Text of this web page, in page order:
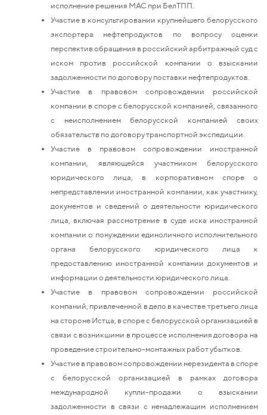
исполнение решения МАС при БелТПП.
Участие в консультировании крупнейшего белорусского
экспортера нефтепродуктов по вопросу оценки
перспектив обращения в российский арбитражный суд с
иском против российской компании о взыскании
задолженности по договору поставки нефтепродуктов.
Участие в правовом сопровождении российской
компании в споре с белорусской компанией, связанного
с неисполнением белорусской компанией своих
обязательств по договору транспортной экспедиции.
Участие в правовом сопровождении иностранной
компании, являющейся участником белорусского
юридического лица, в корпоративном споре о
непредставлении иностранной компании, как участнику,
документов и сведений о деятельности юридического
лица, включая рассмотрение в суде иска иностранной
компании о понуждении единоличного исполнительного
органа белорусского юридического лица к
предоставлению иностранной компании документов и
информации о деятельности юридического лица.
Участие в правовом сопровождении российской
компаний, привлеченной в дело в качестве третьего лица
на стороне Истца, в споре с белорусской организацией в
связи с возникшими в процессе исполнения договора на
проведение строительно-монтажных работ убытков.
Участие в правовом сопровождении нерезидента в споре
с белорусской организацией в рамках договора
международной купли-продажи о взыскании
задолженности в связи с ненадлежащим исполнением